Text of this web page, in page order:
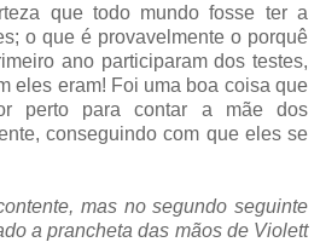
que todo mundo fosse ter a
o que é provavelmente o porquê
ano participaram dos testes,
eles eram! Foi uma boa coisa que
perto para contar a mãe dos
conseguindo com que eles se
mas no segundo seguinte
a prancheta das mãos de Violett